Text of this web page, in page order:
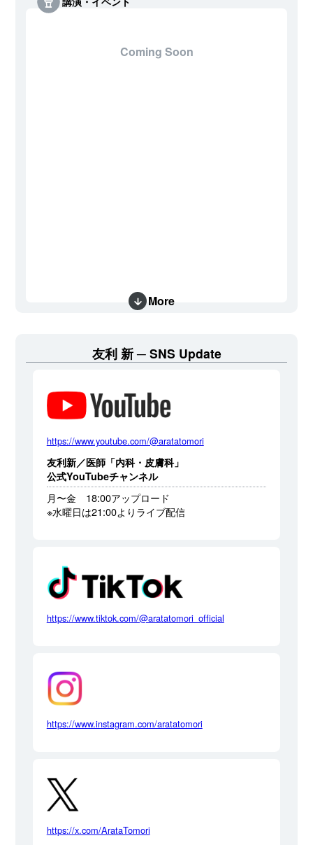
Coming Soon
More
友利 新 SNS Update
https://www.youtube.com/@aratatomori
友利新／医師「内科・皮膚科」
公式YouTubeチャンネル
月〜金 18:00アップロード
※水曜日は21:00よりライブ配信
https://www.tiktok.com/@aratatomori_official
https://www.instagram.com/aratatomori
https://x.com/ArataTomori